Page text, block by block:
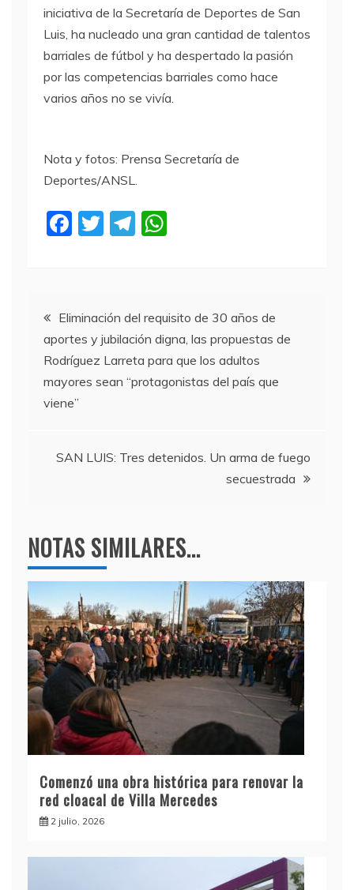
iniciativa de la Secretaría de Deportes de San
Luis, ha nucleado una gran cantidad de talentos
barriales de fútbol y ha despertado la pasión
por las competencias barriales como hace
varios años no se vivía.
Nota y fotos: Prensa Secretaría de
Deportes/ANSL.
F
b
o
o
k
T
T
a
m
A
p
p
Navegación
de
entradas
Eliminación del requisito de 30 años de
aportes y jubilación digna, las propuestas de
Rodríguez Larreta para que los adultos
mayores sean “protagonistas del país que
viene”
SAN LUIS: Tres detenidos. Un arma de fuego
secuestrada
NOTAS SIMILARES...
Comenzó una obra histórica para renovar la
red cloacal de Villa Mercedes
2 julio, 2026